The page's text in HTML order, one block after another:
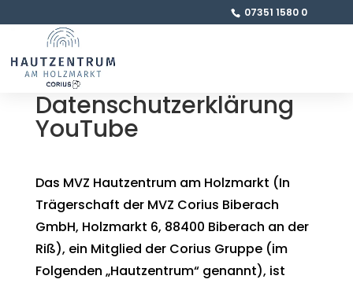
07351 1580 0
Datenschutzerklärung
YouTube
Das MVZ Hautzentrum am Holzmarkt (In
Trägerschaft der MVZ Corius Biberach
GmbH, Holzmarkt 6, 88400 Biberach an der
Riß), ein Mitglied der Corius Gruppe (im
Folgenden „Hautzentrum“ genannt), ist